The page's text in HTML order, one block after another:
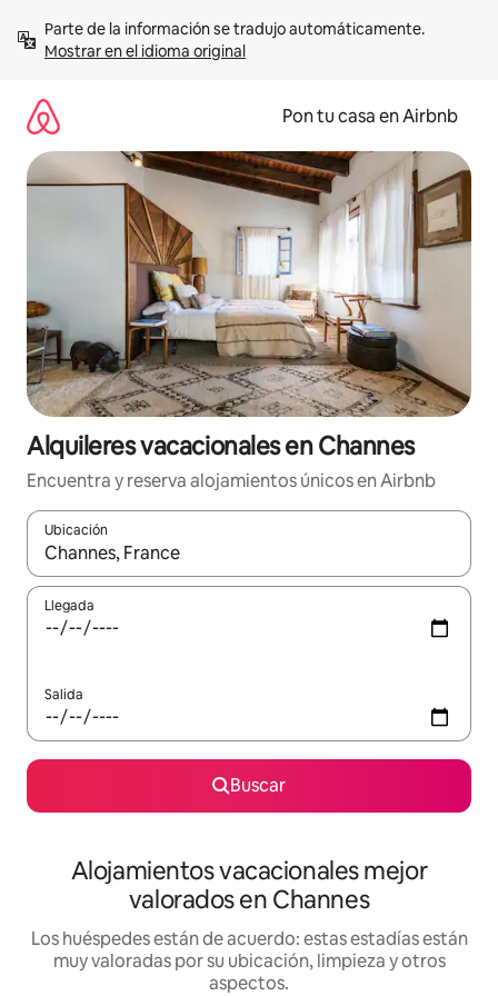
contenidoMostrar en el idioma original
Pon tu casa en Airbnb
Alquileres vacacionales en Channes
Encuentra y reserva alojamientos únicos en Airbnb
Ubicación
Cuando los resultados estén disponibles, navega con las
Llegada
Salida
Buscar
Alojamientos vacacionales mejor
valorados en Channes
Los huéspedes están de acuerdo: estas estadías están
muy valoradas por su ubicación, limpieza y otros
aspectos.